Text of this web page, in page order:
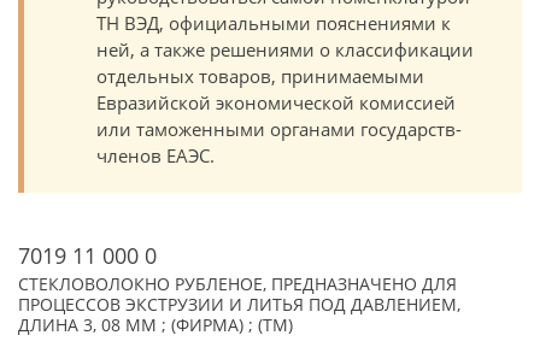
ТН ВЭД, официальными пояснениями к
ней, а также решениями о классификации
отдельных товаров, принимаемыми
Евразийской экономической комиссией
или таможенными органами государств-
членов ЕАЭС.
7019 11 000 0
СТЕКЛОВОЛОКНО РУБЛЕНОЕ, ПРЕДНАЗНАЧЕНО ДЛЯ
ПРОЦЕССОВ ЭКСТРУЗИИ И ЛИТЬЯ ПОД ДАВЛЕНИЕМ,
ДЛИНА 3, 08 ММ ; (ФИРМА) ; (TM)